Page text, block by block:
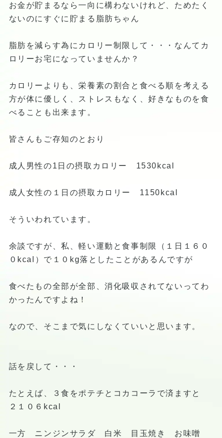
お金が貯まるなら一向に構わないけれど、ためたく
ないのにすぐに貯まる脂肪ちゃん
脂肪を減らす為にカロリー制限して・・・なんてカ
ロリーお宅になっていませんか？
カロリーよりも、栄養素の割合と食べる順を考える
方が体に優しく、ストレスもなく、好きなものを食
べることも出来ます。
皆さんもご存知のとおり
成人男性の1日の摂取カロリー 1530kcal
成人女性の１日の摂取カロリー 1150kcal
そういわれています。
余談ですが、私、軽い運動と食事制限（１日１６０
０kcal）で１０kg落としたことがあるんですが
食べたもの全部が全部、消化吸収されてないってわ
かったんですよね！
なので、そこまで気にしなくていいと思います。
話を戻して・・・
たとえば、３食をポテチとコカコーラで済ますと
２１０６kcal
一方 ニンジンサラダ 白米 目玉焼き お味噌